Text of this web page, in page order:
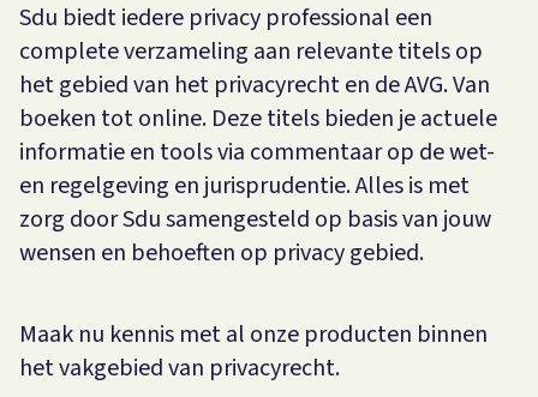
Sdu biedt iedere privacy professional een
complete verzameling aan relevante titels op
het gebied van het privacyrecht en de AVG. Van
boeken tot online. Deze titels bieden je actuele
informatie en tools via commentaar op de wet-
en regelgeving en jurisprudentie. Alles is met
zorg door Sdu samengesteld op basis van jouw
wensen en behoeften op privacy gebied.
Maak nu kennis met al onze producten binnen
het vakgebied van privacyrecht.